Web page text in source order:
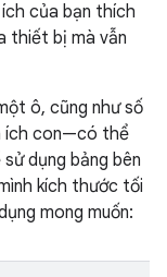
của bạn thích
thiết bị mà vẫn
ô, cũng như số
ích con—có thể
dụng bảng bên
kích thước tối
mong muốn: